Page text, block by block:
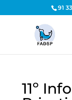
91
11º